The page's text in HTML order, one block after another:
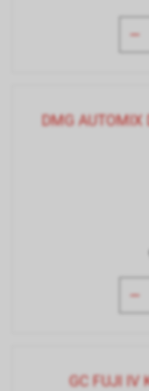
DMG
GC FUJI IV